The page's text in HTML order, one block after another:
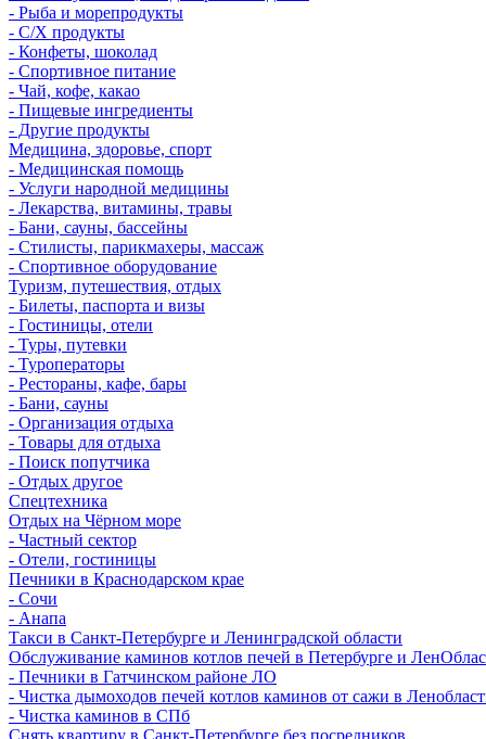
- Рыба и морепродукты
- С/Х продукты
- Конфеты, шоколад
- Спортивное питание
- Чай, кофе, какао
- Пищевые ингредиенты
- Другие продукты
Медицина, здоровье, спорт
- Медицинская помощь
- Услуги народной медицины
- Лекарства, витамины, травы
- Бани, сауны, бассейны
- Стилисты, парикмахеры, массаж
- Спортивное оборудование
Туризм, путешествия, отдых
- Билеты, паспорта и визы
- Гостиницы, отели
- Туры, путевки
- Туроператоры
- Рестораны, кафе, бары
- Бани, сауны
- Организация отдыха
- Товары для отдыха
- Поиск попутчика
- Отдых другое
Спецтехника
Отдых на Чёрном море
- Частный сектор
- Отели, гостиницы
Печники в Краснодарском крае
- Сочи
- Анапа
Такси в Санкт-Петербурге и Ленинградской области
Обслуживание каминов котлов печей в Петербурге и
- Печники в Гатчинском районе ЛО
- Чистка дымоходов печей котлов каминов от сажи в
- Чистка каминов в СПб
Снять квартиру в Санкт-Петербурге без посредников